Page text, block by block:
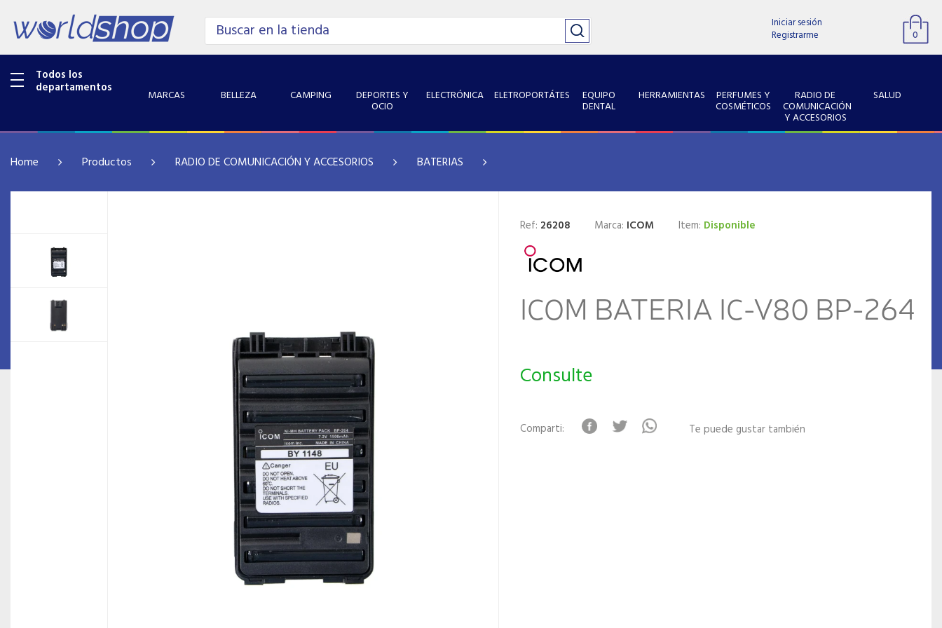
Iniciar sesión
Registrarme
0
Todos los
departamentos MARCAS BELLEZA CAMPING DEPORTES Y
OCIO
ELECTRÓNICA ELETROPORTÁTES EQUIPO
DENTAL
HERRAMIENTAS PERFUMES Y
COSMÉTICOS
RADIO DE
COMUNICACIÓN
Y ACCESORIOS
SALUD
Home Productos RADIO DE COMUNICACIÓN Y ACCESORIOS BATERIAS
Ref: 26208 Marca: ICOM Item: Disponible
ICOM BATERIA IC-V80 BP-264
Consulte
Comparti: Te puede gustar también